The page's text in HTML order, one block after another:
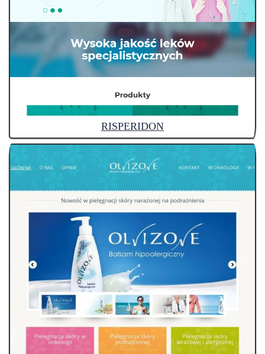
RISPERIDON